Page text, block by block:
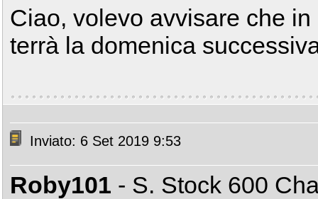
Ciao, volevo avvisare che
terrà la domenica
Inviato: 6 Set 2019 9:53
Roby101 - S. Stock 600